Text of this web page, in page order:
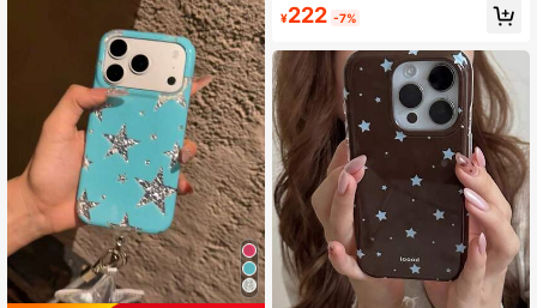
o/17 Air/17/16/16 Pro Max/16 Plus/1
6 Pro/16E/15/15 Pro Max/15 Pro/15
Plus/11/12/13/14 Pro Max/12 Pro/12
Pro Max/13 Pro/13 Pro Max/14 Pro/
14 Pro Maxに対応。春のギフトにも
最適。
#5 ベストセラー
¥222 -7%